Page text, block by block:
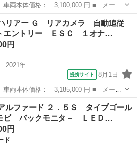
プリウス ■ グレード名： Ｚ １０
ヘッドライトトラクションコントロール
ハリアー Ｇ リアカメラ 自動追従
エントリー ＥＳＣ １オナ…
円
2021年
提携サイト 8月1日
ハリアー ■ グレード名： Ｇ リア
エントリー ＥＳＣ １オナ 盗難防止
ルファード ２．５Ｓ タイプゴール
ビ バックモニタ－ ＬＥＤ…
円
ド